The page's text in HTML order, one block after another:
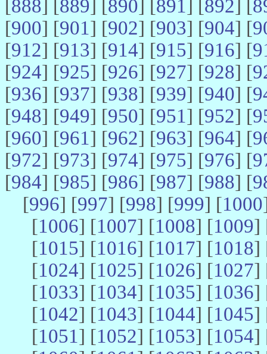
[888] [889] [890] [891] [892] [
[900] [901] [902] [903] [904] [
[912] [913] [914] [915] [916] [
[924] [925] [926] [927] [928] [
[936] [937] [938] [939] [940] [
[948] [949] [950] [951] [952] [
[960] [961] [962] [963] [964] [
[972] [973] [974] [975] [976] [
[984] [985] [986] [987] [988] [
[996] [997] [998] [999] [1000
[1006] [1007] [1008] [1009]
[1015] [1016] [1017] [1018]
[1024] [1025] [1026] [1027]
[1033] [1034] [1035] [1036]
[1042] [1043] [1044] [1045]
[1051] [1052] [1053] [1054]